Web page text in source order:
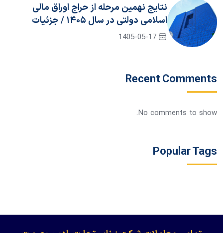
نتایج نهمین مرحله از حراج اوراق مالی
اسلامی دولتی در سال ۱۴۰۵ / جزئیات
برگزاری حراج دهم
1405-05-17
Recent Comments
No comments to show.
Popular Tags